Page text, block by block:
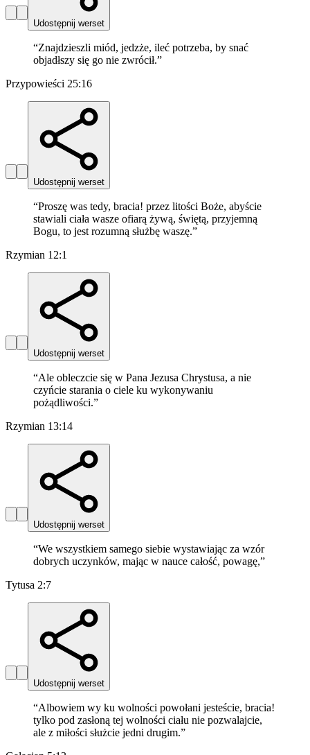
Udostępnij werset
“Znajdzieszli miód, jedzże, ileć potrzeba, by snać
objadłszy się go nie zwrócił.”
Przypowieści 25:16
Udostępnij werset
“Proszę was tedy, bracia! przez litości Boże, abyście
stawiali ciała wasze ofiarą żywą, świętą, przyjemną
Bogu, to jest rozumną służbę waszę.”
Rzymian 12:1
Udostępnij werset
“Ale obleczcie się w Pana Jezusa Chrystusa, a nie
czyńcie starania o ciele ku wykonywaniu
pożądliwości.”
Rzymian 13:14
Udostępnij werset
“We wszystkiem samego siebie wystawiając za wzór
dobrych uczynków, mając w nauce całość, powagę,”
Tytusa 2:7
Udostępnij werset
“Albowiem wy ku wolności powołani jesteście, bracia!
tylko pod zasłoną tej wolności ciału nie pozwalajcie,
ale z miłości służcie jedni drugim.”